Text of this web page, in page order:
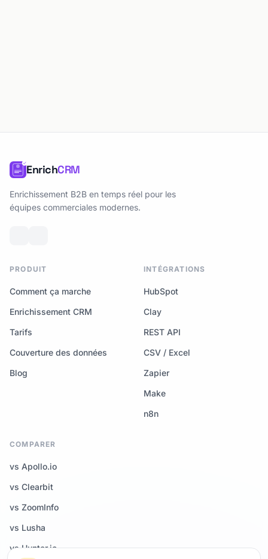
EnrichCRM
Enrichissement B2B en temps réel pour les
équipes commerciales modernes.
PRODUIT
Comment ça marche
Enrichissement CRM
Tarifs
Couverture des données
Blog
INTÉGRATIONS
HubSpot
Clay
REST API
CSV / Excel
Zapier
Make
n8n
COMPARER
vs Apollo.io
vs Clearbit
vs ZoomInfo
vs Lusha
vs Hunter.io